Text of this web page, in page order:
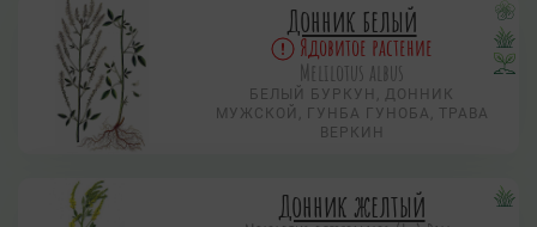
Донник белый
Ядовитое растение
Melilotus albus
БЕЛЫЙ БУРКУН, ДОННИК
МУЖСКОЙ, ГУНБА ГУНОБА, ТРАВА
ВЕРКИН
Донник желтый